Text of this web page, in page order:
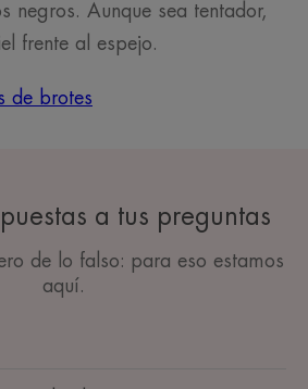
negros. Aunque sea tentador,
frente al espejo.
de brotes
a tus preguntas
de lo falso: para eso estamos
aquí.